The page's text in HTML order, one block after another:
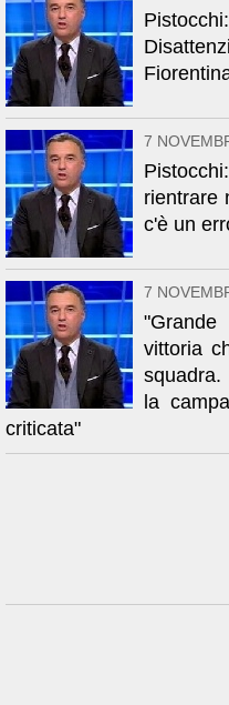
7
rientrare
c'è un
7
vittoria
la
criticata"